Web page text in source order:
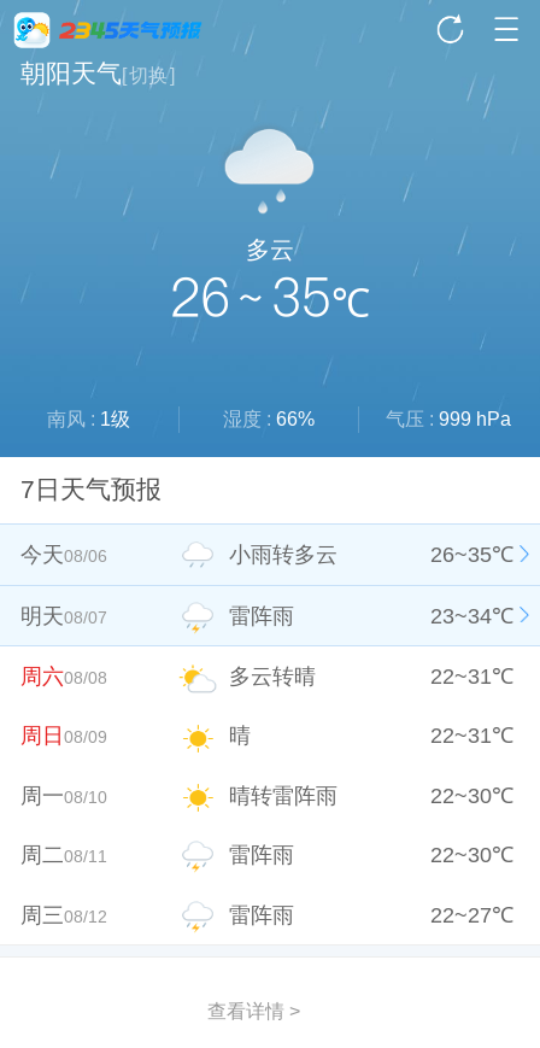
朝阳天气[切换]
多云
26 ~ 35℃
南风 : 1级 湿度 : 66% 气压 : 999 hPa
7日天气预报
今天08/06 小雨转多云 26~35℃
明天08/07 雷阵雨 23~34℃
周六08/08 多云转晴 22~31℃
周日08/09 晴 22~31℃
周一08/10 晴转雷阵雨 22~30℃
周二08/11 雷阵雨 22~30℃
周三08/12 雷阵雨 22~27℃
查看详情 >